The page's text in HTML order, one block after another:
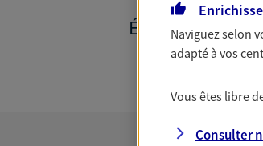
ÉPARGNE ET
Naviguez selon
adapté à vos
Vous êtes libre
Consulter